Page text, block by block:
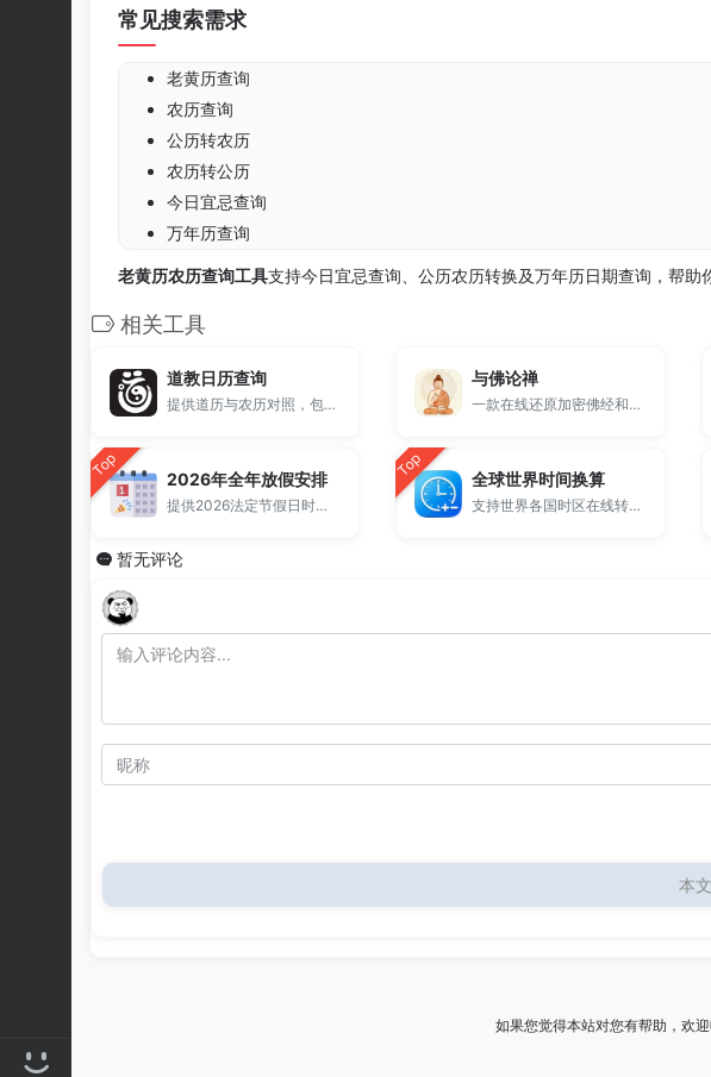
常见搜索需求
老黄历查询
农历查询
公历转农历
农历转公历
今日宜忌查询
万年历查询
老黄历农历查询工具支持今日宜忌查询、公历农历转换及万年历日期查询，帮助
相关工具
道教日历查询
提供道历与农历对照，包含八会日、三元日、明戊日、暗戊日等重要道教节日信息。
与佛论禅
一款在线还原加密佛经和打乱禅语的工具。
Top 2026年全年放假安排
提供2026法定节假日时间表。
Top 全球世界时间换算
支持世界各国时区在线转换与时间查询，实时同步北京时间。
暂无评论
本
如果您觉得本站对您有帮助，欢